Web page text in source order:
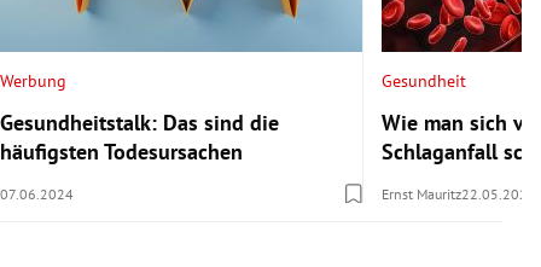
Werbung
Gesundheitstalk: Das sind die
häufigsten Todesursachen
07.06.2024
Gesundheit
Wie man sich
Schlaganfall
Ernst Mauritz22.05.2024